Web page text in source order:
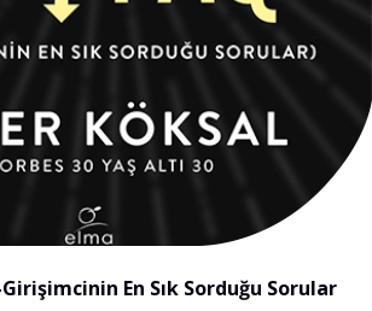
Girişimcinin En Sık Sorduğu Sorular